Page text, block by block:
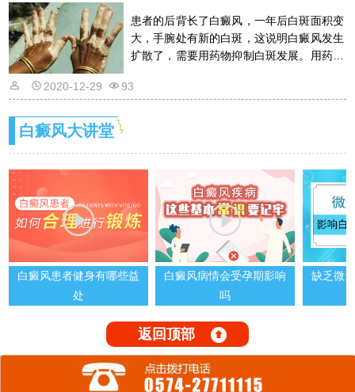
患者的后背长了白癜风，一年后白斑面积变
大，手腕处有新的白斑，这说明白癜风发生
扩散了，需要用药物抑制白斑发展。用药物
其反。详情请看文章介绍内容。
2020-12-29 93
白癜风大讲堂
白癜风患者健身有哪些益
处
白癜风病情会受孕期影响
吗
缺乏微
返回顶部